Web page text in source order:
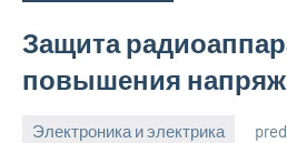
Защита
повышения
Электроника и электрика